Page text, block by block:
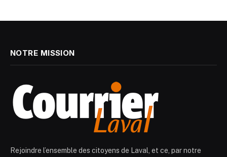
NOTRE MISSION
Rejoindre l’ensemble des citoyens de Laval, et ce, par notre